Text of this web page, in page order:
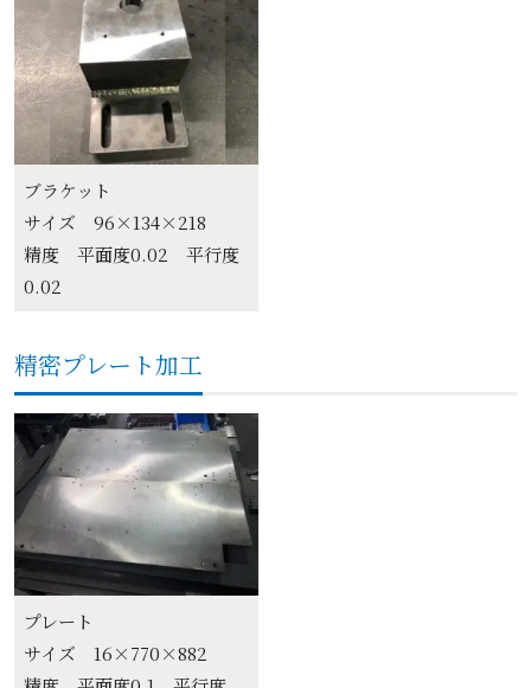
ブラケット
サイズ 96×134×218
精度 平面度0.02 平行度
0.02
精密プレート加工
プレート
サイズ 16×770×882